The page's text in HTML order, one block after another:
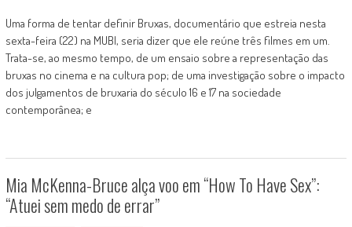
Uma forma de tentar definir Bruxas, documentário que estreia nesta
sexta-feira (22) na MUBI, seria dizer que ele reúne três filmes em um.
Trata-se, ao mesmo tempo, de um ensaio sobre a representação das
bruxas no cinema e na cultura pop; de uma investigação sobre o impacto
dos julgamentos de bruxaria do século 16 e 17 na sociedade
contemporânea; e
Mia McKenna-Bruce alça voo em “How To Have Sex”:
“Atuei sem medo de errar”